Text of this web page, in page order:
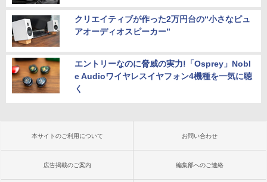
クリエイティブが作った2万円台の“小さなピュ
アオーディオスピーカー”
エントリーなのに脅威の実力!「Osprey」Nobl
e Audioワイヤレスイヤフォン4機種を一気に聴
く
本サイトのご利用について お問い合わせ
広告掲載のご案内 編集部へのご連絡